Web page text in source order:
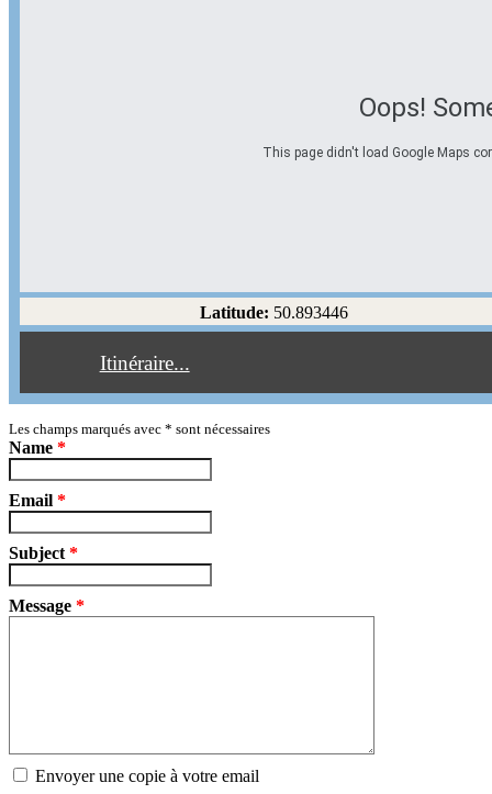
Oops!
This page didn't load Google Maps
Latitude: 50.893446
Itinéraire...
Éviter les autoroutes
Éviter les péages
Reset
Les champs marqués avec * sont nécessaires
Name *
Email *
Subject *
Message *
Envoyer une copie à votre email